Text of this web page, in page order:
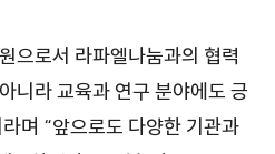
으로서 라파엘나눔과의 협력
니라 교육과 연구 분야에도 긍
며 “앞으로도 다양한 기관과